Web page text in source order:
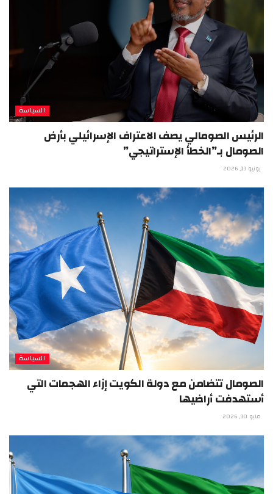
السياسة
الرئيس الصومالي يصف الاعتراف الإسرائيلي بأرض
الصومال بـ”الخطأ الإستراتيجي”
يونيو 13, 2026
السياسة
الصومال تتضامن مع دولة الكويت إزاء الهجمات التي
أستهدفت أراضيها
مايو 30, 2026